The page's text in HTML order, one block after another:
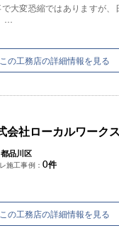
大変恐縮ではありますが、
す。
工事（電...
この工務店の詳細情報を見る
会社ローカルワークス
品川区
施工事例： 0件
この工務店の詳細情報を見る